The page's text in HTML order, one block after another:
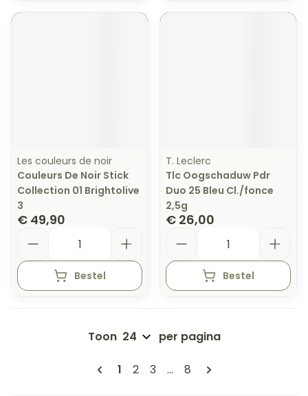
Les couleurs de noir
Couleurs De Noir Stick
Collection 01 Brightolive
3
€ 49,90
Bestel
T. Leclerc
Tlc Oogschaduw Pdr
Duo 25 Bleu Cl./fonce
2,5g
€ 26,00
Bestel
Pagina's
U lees momenteel pagina
1 Pagina
2 Pagina
3 ... Pagina
8
Toon per pagina